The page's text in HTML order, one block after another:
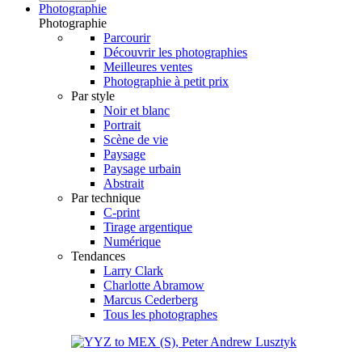
Photographie
Photographie
Parcourir
Découvrir les photographies
Meilleures ventes
Photographie à petit prix
Par style
Noir et blanc
Portrait
Scène de vie
Paysage
Paysage urbain
Abstrait
Par technique
C-print
Tirage argentique
Numérique
Tendances
Larry Clark
Charlotte Abramow
Marcus Cederberg
Tous les photographes